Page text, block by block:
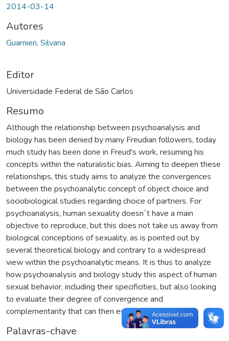
2014-03-14
Autores
Guarnieri, Silvana
Editor
Universidade Federal de São Carlos
Resumo
Although the relationship between psychoanalysis and
biology has been denied by many Freudian followers, today
much study has been done in Freud's work, resuming his
concepts within the naturalistic bias. Aiming to deepen these
relationships, this study aims to analyze the convergences
between the psychoanalytic concept of object choice and
sociobiological studies regarding choice of partners. For
psychoanalysis, human sexuality doesn´t have a main
objective to reproduce, but this does not take us away from
biological conceptions of sexuality, as is pointed out by
several theoretical biology and contrary to a widespread
view within the psychoanalytic means. It is thus to analyze
how psychoanalysis and biology study this aspect of human
sexual behavior, including their specificities, but also looking
to evaluate their degree of convergence and
complementarity that can then establish
Palavras-chave